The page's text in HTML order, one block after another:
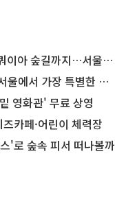
까지…서울둘레길 15코스
장 특별한 편의점의 정체
영화관' 무료 상영
카페·어린이 체력장
'로 숲속 피서 떠나볼까